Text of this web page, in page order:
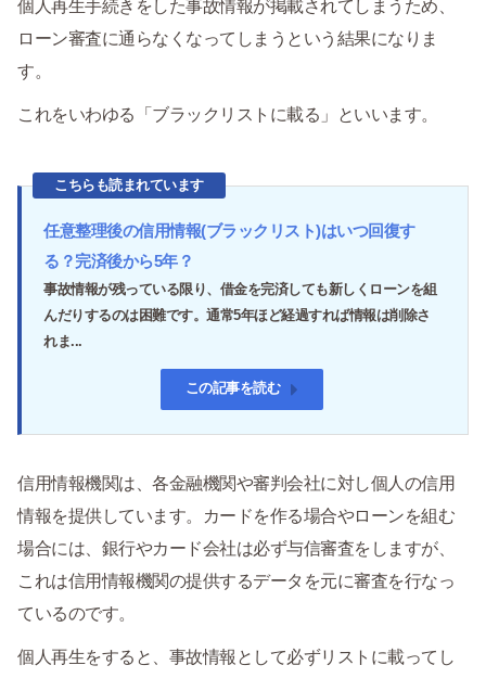
個人再生手続きをした事故情報が掲載されてしまうため、
ローン審査に通らなくなってしまうという結果になりま
す。
これをいわゆる「ブラックリストに載る」といいます。
こちらも読まれています
任意整理後の信用情報(ブラックリスト)はいつ回復す
る？完済後から5年？
事故情報が残っている限り、借金を完済しても新しくローンを組
んだりするのは困難です。通常5年ほど経過すれば情報は削除さ
れま...
この記事を読む
信用情報機関は、各金融機関や審判会社に対し個人の信用
情報を提供しています。カードを作る場合やローンを組む
場合には、銀行やカード会社は必ず与信審査をしますが、
これは信用情報機関の提供するデータを元に審査を行なっ
ているのです。
個人再生をすると、事故情報として必ずリストに載ってし